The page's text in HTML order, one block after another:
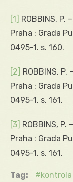
[1] ROBBINS, P.
Praha : Grada
0495-1. s. 160.
[2] ROBBINS, P.
Praha : Grada
0495-1. s. 161.
[3] ROBBINS, P.
Praha : Grada
0495-1. s. 161.
Tag: kontrola